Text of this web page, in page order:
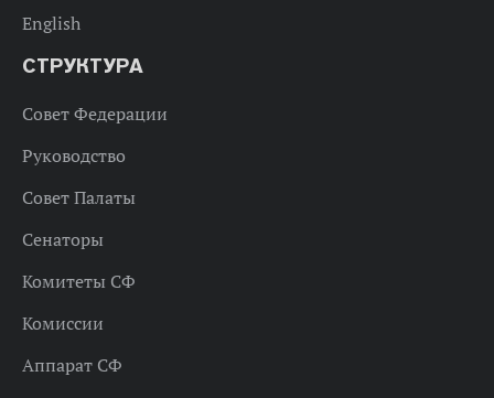
English
СТРУКТУРА
Совет Федерации
Руководство
Совет Палаты
Сенаторы
Комитеты СФ
Комиссии
Аппарат СФ